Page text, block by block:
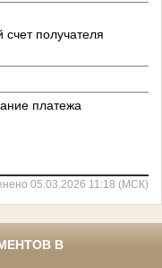
счет получателя
платежа
05.03.2026 11:18 (МСК)
В